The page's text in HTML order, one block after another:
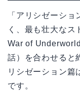
「アリシゼーシ
く、最も壮大なス
War of
話）を合わせると
リシゼーション篇
です。